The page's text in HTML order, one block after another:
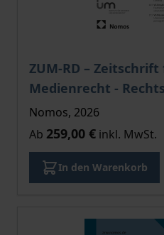
ZUM-RD –
Medienrecht -
Der Preis dieses Titels
Nomos, 2026
Ab 259,00 € inkl. MwSt.
In den Warenkorb